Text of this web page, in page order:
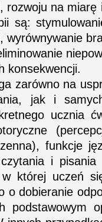
rozwoju na
są:
wyrównywanie
konsekwencji.
zarówno na
jak i
ucznia
funkcje
i
której uczeń
o dobieranie